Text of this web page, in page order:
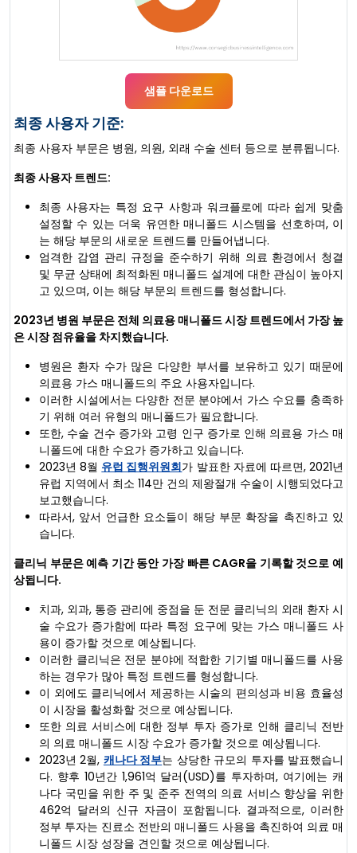
샘플 다운로드
최종 사용자 기준:
최종 사용자 부문은 병원, 의원, 외래 수술 센터 등으로 분류됩니다.
최종 사용자 트렌드:
최종 사용자는 특정 요구 사항과 워크플로에 따라 쉽게 맞춤
설정할 수 있는 더욱 유연한 매니폴드 시스템을 선호하며, 이
는 해당 부문의 새로운 트렌드를 만들어냅니다.
엄격한 감염 관리 규정을 준수하기 위해 의료 환경에서 청결
및 무균 상태에 최적화된 매니폴드 설계에 대한 관심이 높아지
고 있으며, 이는 해당 부문의 트렌드를 형성합니다.
2023년 병원 부문은 전체 의료용 매니폴드 시장 트렌드에서 가장 높
은 시장 점유율을 차지했습니다.
병원은 환자 수가 많은 다양한 부서를 보유하고 있기 때문에
의료용 가스 매니폴드의 주요 사용자입니다.
이러한 시설에서는 다양한 전문 분야에서 가스 수요를 충족하
기 위해 여러 유형의 매니폴드가 필요합니다.
또한, 수술 건수 증가와 고령 인구 증가로 인해 의료용 가스 매
니폴드에 대한 수요가 증가하고 있습니다.
2023년 8월 유럽 집행위원회가 발표한 자료에 따르면, 2021년
유럽 지역에서 최소 114만 건의 제왕절개 수술이 시행되었다고
보고했습니다.
따라서, 앞서 언급한 요소들이 해당 부문 확장을 촉진하고 있
습니다.
클리닉 부문은 예측 기간 동안 가장 빠른 CAGR을 기록할 것으로 예
상됩니다.
치과, 외과, 통증 관리에 중점을 둔 전문 클리닉의 외래 환자 시
술 수요가 증가함에 따라 특정 요구에 맞는 가스 매니폴드 사
용이 증가할 것으로 예상됩니다.
이러한 클리닉은 전문 분야에 적합한 기기별 매니폴드를 사용
하는 경우가 많아 특정 트렌드를 형성합니다.
이 외에도 클리닉에서 제공하는 시술의 편의성과 비용 효율성
이 시장을 활성화할 것으로 예상됩니다.
또한 의료 서비스에 대한 정부 투자 증가로 인해 클리닉 전반
의 의료 매니폴드 시장 수요가 증가할 것으로 예상됩니다.
2023년 2월, 캐나다 정부는 상당한 규모의 투자를 발표했습니
다. 향후 10년간 1,961억 달러(USD)를 투자하며, 여기에는 캐
나다 국민을 위한 주 및 준주 전역의 의료 서비스 향상을 위한
462억 달러의 신규 자금이 포함됩니다. 결과적으로, 이러한
정부 투자는 진료소 전반의 매니폴드 사용을 촉진하여 의료 매
니폴드 시장 성장을 견인할 것으로 예상됩니다.